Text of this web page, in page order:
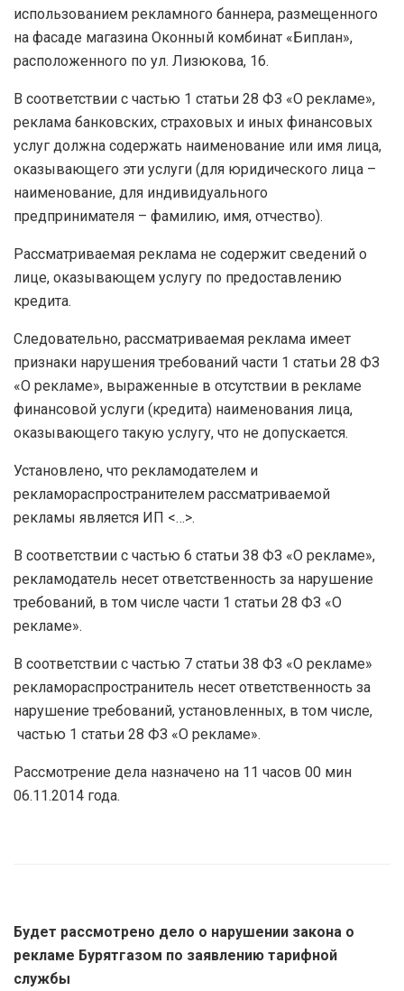
использованием рекламного баннера, размещенного
на фасаде магазина Оконный комбинат «Биплан»,
расположенного по ул. Лизюкова, 16.
В соответствии с частью 1 статьи 28 ФЗ «О рекламе»,
реклама банковских, страховых и иных финансовых
услуг должна содержать наименование или имя лица,
оказывающего эти услуги (для юридического лица –
наименование, для индивидуального
предпринимателя – фамилию, имя, отчество).
Рассматриваемая реклама не содержит сведений о
лице, оказывающем услугу по предоставлению
кредита.
Следовательно, рассматриваемая реклама имеет
признаки нарушения требований части 1 статьи 28 ФЗ
«О рекламе», выраженные в отсутствии в рекламе
финансовой услуги (кредита) наименования лица,
оказывающего такую услугу, что не допускается.
Установлено, что рекламодателем и
рекламораспространителем рассматриваемой
рекламы является ИП <…>.
В соответствии с частью 6 статьи 38 ФЗ «О рекламе»,
рекламодатель несет ответственность за нарушение
требований, в том числе части 1 статьи 28 ФЗ «О
рекламе».
В соответствии с частью 7 статьи 38 ФЗ «О рекламе»
рекламораспространитель несет ответственность за
нарушение требований, установленных, в том числе,
частью 1 статьи 28 ФЗ «О рекламе».
Рассмотрение дела назначено на 11 часов 00 мин
06.11.2014 года.
Будет рассмотрено дело о нарушении закона о
рекламе Бурятгазом по заявлению тарифной
службы